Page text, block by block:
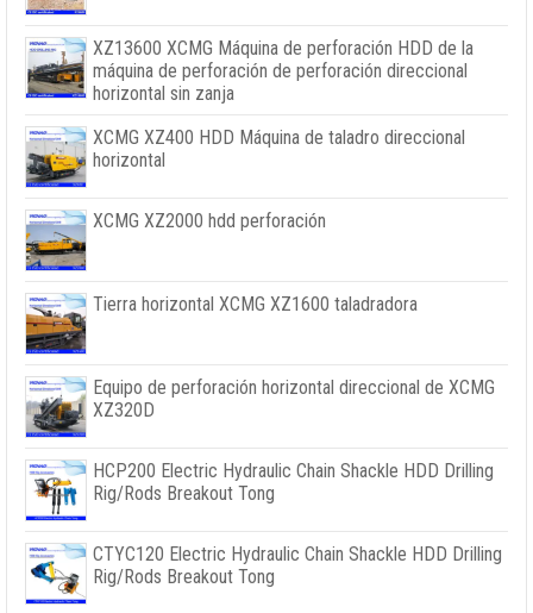
XZ13600 XCMG Máquina de perforación HDD de la
máquina de perforación de perforación direccional
horizontal sin zanja
XCMG XZ400 HDD Máquina de taladro direccional
horizontal
XCMG XZ2000 hdd perforación
Tierra horizontal XCMG XZ1600 taladradora
Equipo de perforación horizontal direccional de XCMG
XZ320D
HCP200 Electric Hydraulic Chain Shackle HDD Drilling
Rig/Rods Breakout Tong
CTYC120 Electric Hydraulic Chain Shackle HDD Drilling
Rig/Rods Breakout Tong